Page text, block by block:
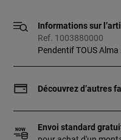
Informations sur
Ref. 1003880000
Pendentif TOUS
pendentif : 11,7 x 6,5
Découvrez d’autres
Envoi standard